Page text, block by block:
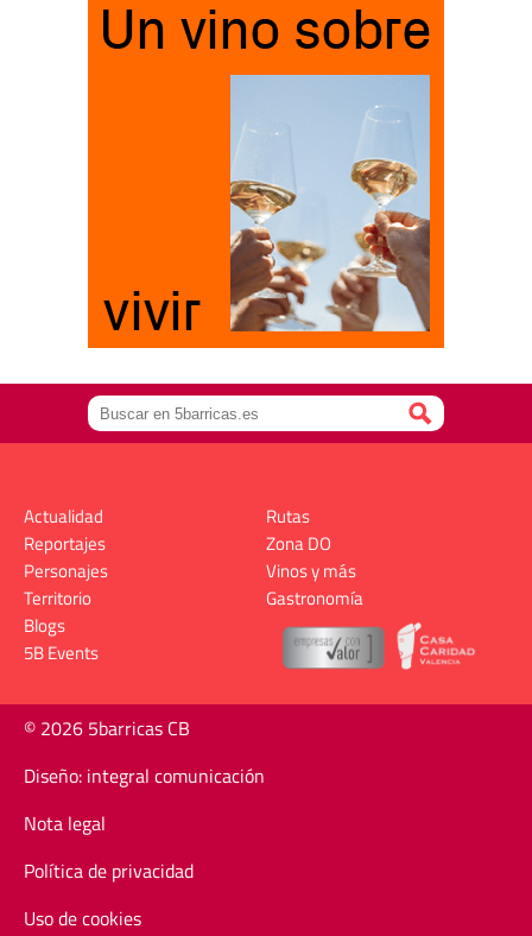
Actualidad
Reportajes
Personajes
Territorio
Rutas
Zona DO
Vinos y más
Gastronomía
Blogs
5B Events
© 2026 5barricas CB
Diseño: integral comunicación
Nota legal
Política de privacidad
Uso de cookies